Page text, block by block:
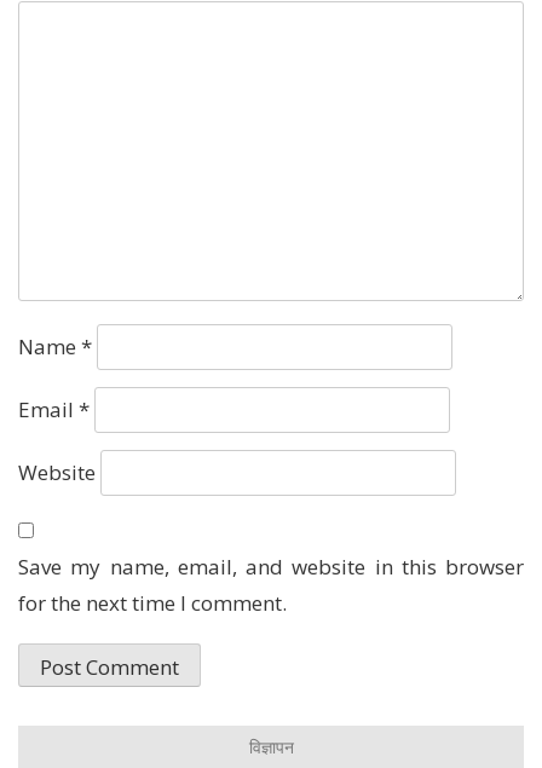
Name *
Email *
Website
Save my name, email, and website in this browser
for the next time I comment.